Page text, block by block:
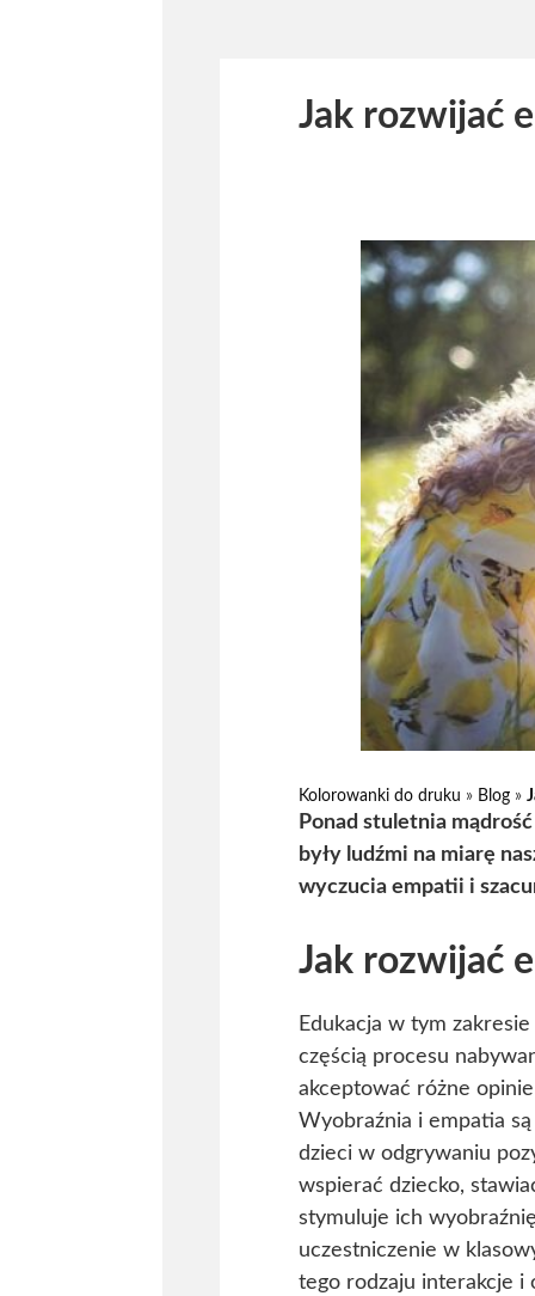
Jak rozwijać
Kolorowanki do druku » Blog »
Ponad stuletnia
były ludźmi na miarę
wyczucia empatii i
Jak rozwijać
Edukacja w tym
częścią procesu
akceptować różne
Wyobraźnia i empatia
dzieci w odgrywaniu
wspierać dziecko,
stymuluje ich
uczestniczenie w
tego rodzaju interakcje i